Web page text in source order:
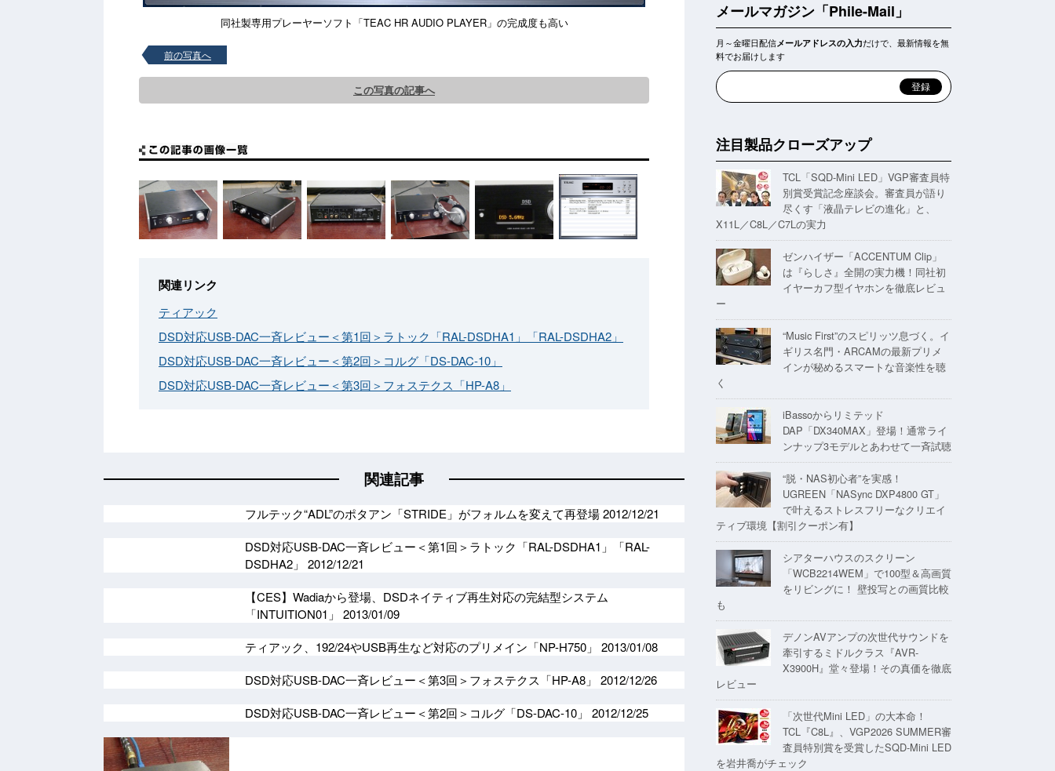
同社製専用プレーヤーソフト「TEAC HR AUDIO PLAYER」の完成度も高い
前の写真へ
この写真の記事へ
関連リンク
ティアック
DSD対応USB-DAC一斉レビュー＜第1回＞ラトック「RAL-DSDHA1」「RAL-DSDHA2」
DSD対応USB-DAC一斉レビュー＜第2回＞コルグ「DS-DAC-10」
DSD対応USB-DAC一斉レビュー＜第3回＞フォステクス「HP-A8」
関連記事
フルテック“ADL”のポタアン「STRIDE」がフォルムを変えて再登場2012/12/21
DSD対応USB-DAC一斉レビュー＜第1回＞ラトック「RAL-DSDHA1」「RAL-
DSDHA2」 2012/12/21
【CES】Wadiaから登場、DSDネイティブ再生対応の完結型システム
「INTUITION01」 2013/01/09
ティアック、192/24やUSB再生など対応のプリメイン「NP-H750」 2013/01/08
DSD対応USB-DAC一斉レビュー＜第3回＞フォステクス「HP-A8」 2012/12/26
DSD対応USB-DAC一斉レビュー＜第2回＞コルグ「DS-DAC-10」 2012/12/25
メールマガジン「Phile-Mail」
月～金曜日配信メールアドレスの入力だけで、最新情報を無
料でお届けします
注目製品クローズアップ
TCL「SQD-Mini LED」VGP審査員特
別賞受賞記念座談会。審査員が語り
尽くす「液晶テレビの進化」と、
X11L／C8L／C7Lの実力
ゼンハイザー「ACCENTUM Clip」
は『らしさ』全開の実力機！同社初
イヤーカフ型イヤホンを徹底レビュ
ー
“Music First”のスピリッツ息づく。イ
ギリス名門・ARCAMの最新プリメ
インが秘めるスマートな音楽性を聴
く
iBassoからリミテッド
DAP「DX340MAX」登場！通常ライ
ンナップ3モデルとあわせて一斉試聴
“脱・NAS初心者”を実感！
UGREEN「NASync DXP4800 GT」
で叶えるストレスフリーなクリエイ
ティブ環境【割引クーポン有】
シアターハウスのスクリーン
「WCB2214WEM」で100型＆高画質
をリビングに！ 壁投写との画質比較
も
デノンAVアンプの次世代サウンドを
牽引するミドルクラス『AVR-
X3900H』堂々登場！その真価を徹底
レビュー
「次世代Mini LED」の大本命！
TCL『C8L』、VGP2026 SUMMER審
査員特別賞を受賞したSQD-Mini LED
を岩井喬がチェック